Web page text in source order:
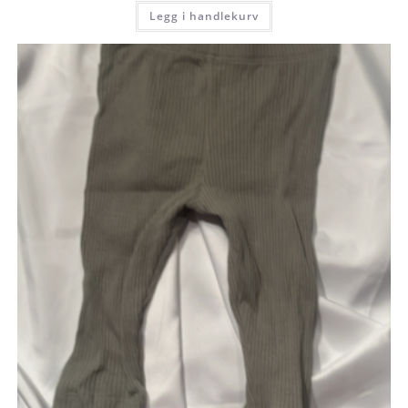
var:
kr 35.
er:
kr 30.
Legg i handlekurv